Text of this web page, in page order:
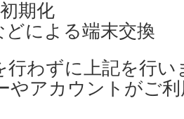
期化
どによる端末交換
行わずに上記を行
やアカウントがご